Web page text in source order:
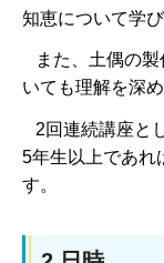
知恵について学び
また、土偶の製
いても理解を深め
2回連続講座と
5年生以上であれ
す。